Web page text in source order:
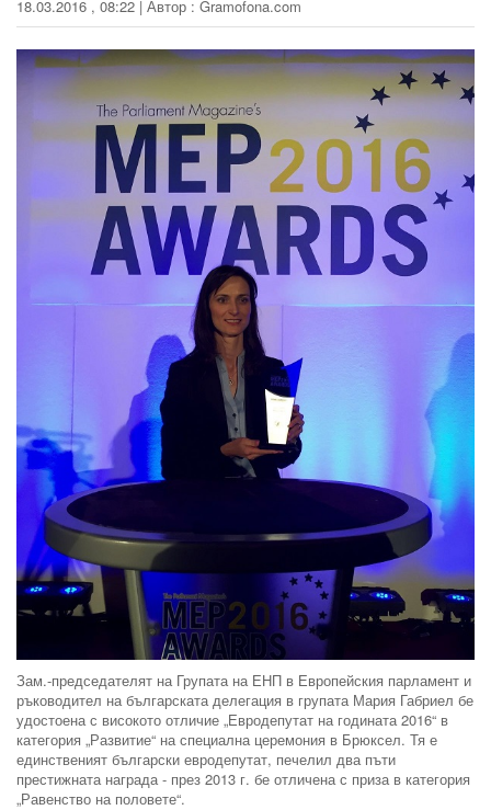
18.03.2016 , 08:22 | Автор : Gramofona.com
Зам.-председателят на Групата на ЕНП в Европейския парламент и
ръководител на българската делегация в групата Мария Габриел бе
удостоена с високото отличие „Евродепутат на годината 2016“ в
категория „Развитие“ на специална церемония в Брюксел. Тя е
единственият български евродепутат, печелил два пъти
престижната награда - през 2013 г. бе отличена с приза в категория
„Равенство на половете“.